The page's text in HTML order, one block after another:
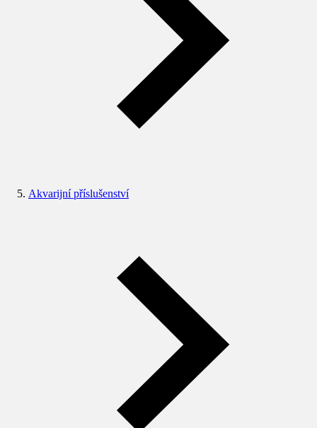
Akvarijní příslušenství